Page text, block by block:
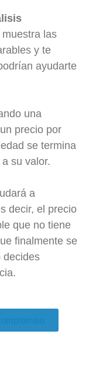
muestra las
y te
ayudarte
una
precio por
se termina
su valor.
a
decir, el precio
que no tiene
finalmente se
decides